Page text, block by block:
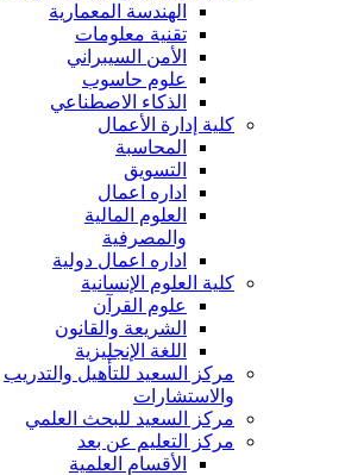
الهندسة المعمارية
تقنية معلومات
الأمن السيبراني
علوم حاسوب
الذكاء الاصطناعي
كلية إدارة الأعمال
المحاسبة
التسويق
اداره اعمال
العلوم المالية
والمصرفية
اداره اعمال دولية
كلية العلوم الإنسانية
علوم القرآن
الشريعة والقانون
اللغة الإنجليزية
مركز السعيد للتأهيل والتدريب
والاستشارات
مركز السعيد للبحث العلمي
مركز التعليم عن بعد
الأقسام العلمية